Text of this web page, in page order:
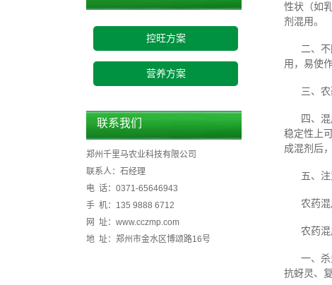
控旺方案
营养方案
联系我们
郑州千里马农业科技有限公司
联系人：石经理
电 话：0371-65646943
手 机：135 9888 6712
网 址：www.cczmp.com
地 址：郑州市金水区博颂路16号
性状（如
剂混用。
二、
用，易使
三、
四、
稳定性上
成混剂后
五、
农药混
农药
一、
抗蚜灵、